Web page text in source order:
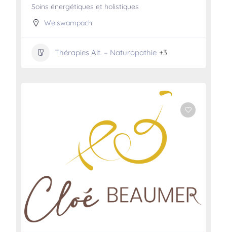
Soins énergétiques et holistiques
Weiswampach
Thérapies Alt. – Naturopathie +3